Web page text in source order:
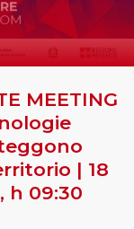
MEETING
| 18
h 09:30